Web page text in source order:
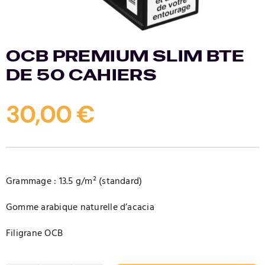
OCB PREMIUM SLIM BTE
DE 50 CAHIERS
30,00€
Grammage : 13.5 g/m² (standard)
Gomme arabique naturelle d’acacia
Filigrane OCB